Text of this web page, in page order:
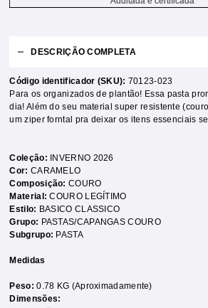
DESCRIÇÃO COMPLETA
Código identificador (SKU): 70123-023
Para os organizados de plantão! Essa pasta
dia! Além do seu material super resistente
um ziper forntal pra deixar os itens essenciais
Coleção:
INVERNO 2026
Cor: CARAMELO
Composição:COURO
Material:COURO LEGÍTIMO
Estilo: BASICO CLASSICO
Grupo: PASTAS/CAPANGAS COURO
Subgrupo: PASTA
Medidas
Peso:0.78 KG (Aproximadamente)
Dimensões: